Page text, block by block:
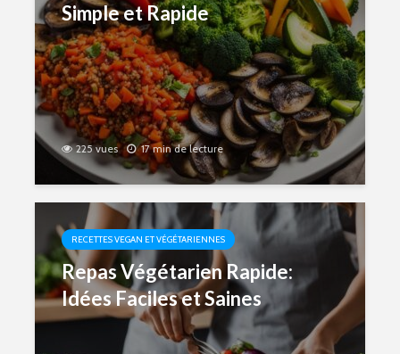
Simple et Rapide
225 vues 17 min de lecture
RECETTES VEGAN ET VÉGÉTARIENNES
Repas Végétarien Rapide:
Idées Faciles et Saines